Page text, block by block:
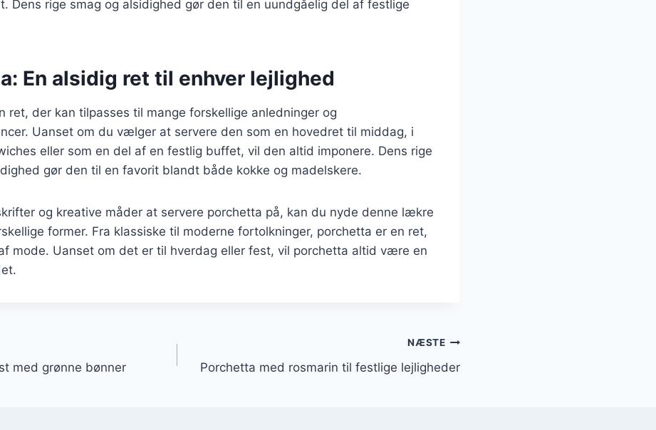
Dens rige smag og alsidighed gør den til en uundgåelig del af festlige
En alsidig ret til enhver lejlighed
ret, der kan tilpasses til mange forskellige anledninger og
Uanset om du vælger at servere den som en hovedret til middag, i
eller som en del af en festlig buffet, vil den altid imponere. Dens rige
gør den til en favorit blandt både kokke og madelskere.
og kreative måder at servere porchetta på, kan du nyde denne lækre
former. Fra klassiske til moderne fortolkninger, porchetta er en ret,
mode. Uanset om det er til hverdag eller fest, vil porchetta altid være en
med grønne bønner
NÆSTE
Porchetta med rosmarin til festlige lejligheder